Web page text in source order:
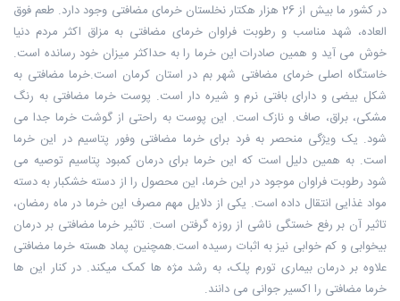
در کشور ما بیش از 26 هزار هکتار نخلستان خرمای مضافتی وجود دارد. طعم فوق
العاده، شهد مناسب و رطوبت فراوان خرمای مضافتی به مزاق اکثر مردم دنیا
خوش می آید و همین صادرات این خرما را به حداکثر میزان خود رسانده است.
خاستگاه اصلی خرمای مضافتی شهر بم در استان کرمان است.خرما مضافتی به
شکل بیضی و دارای بافتی نرم و شیره دار است. پوست خرما مضافتی به رنگ
مشکی، براق، صاف و نازک است. این پوست به راحتی از گوشت خرما جدا می
شود. یک ویژگی منحصر به فرد برای خرما مضافتی وفور پتاسیم در این خرما
است. به همین دلیل است که این خرما برای درمان کمبود پتاسیم توصیه می
شود رطوبت فراوان موجود در این خرما، این محصول را از دسته خشکبار به دسته
مواد غذایی انتقال داده است. یکی از دلایل مهم مصرف این خرما در ماه رمضان،
تاثیر آن بر رفع خستگی ناشی از روزه گرفتن است. تاثیر خرما مضافتی بر درمان
بیخوابی و کم خوابی نیز به اثبات رسیده است.همچنین پماد هسته خرما مضافتی
علاوه بر درمان بیماری تورم پلک، به رشد مژه ها کمک میکند. در کنار این ها
خرما مضافتی را اکسیر جوانی می دانند.